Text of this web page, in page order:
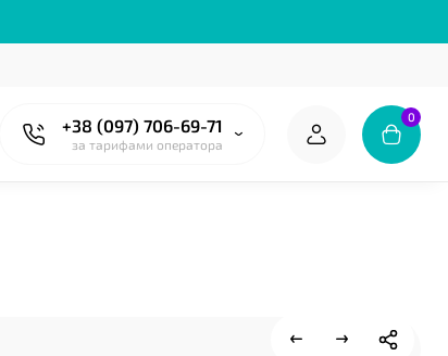
+38 (097) 706-69-71
за тарифами оператора
0